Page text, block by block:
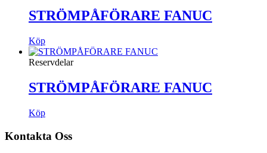
STRÖMPÅFÖRARE FANUC
Köp
Reservdelar
STRÖMPÅFÖRARE FANUC
Köp
Kontakta Oss